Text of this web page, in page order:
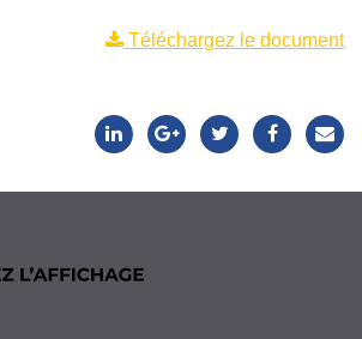
Téléchargez le document